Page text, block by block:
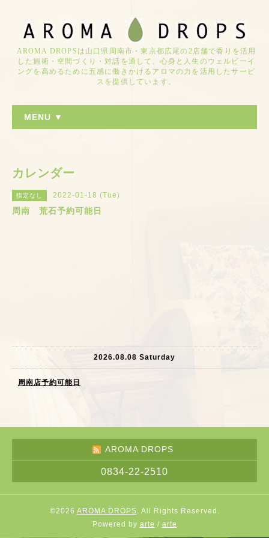
AROMA DROPSは山口県周南市・東京都広尾の2店舗で香りを活用
した施術・空間づくり・対話を通して、心身と人生のウェルビーイ
ングを高めるために五感に働きかけるアロマの力を活用したサービ
スを提供しています。
MENU ▼
カレンダー
指定なし 2022-01-18 (Tue)
周南 荒石予約可能日
2026.08.08 Saturday
周南店予約可能日
AROMA DROPS
0834-22-2510
©2026 AROMA DROPS. All Rights Reserved.
Powered by arte / arte